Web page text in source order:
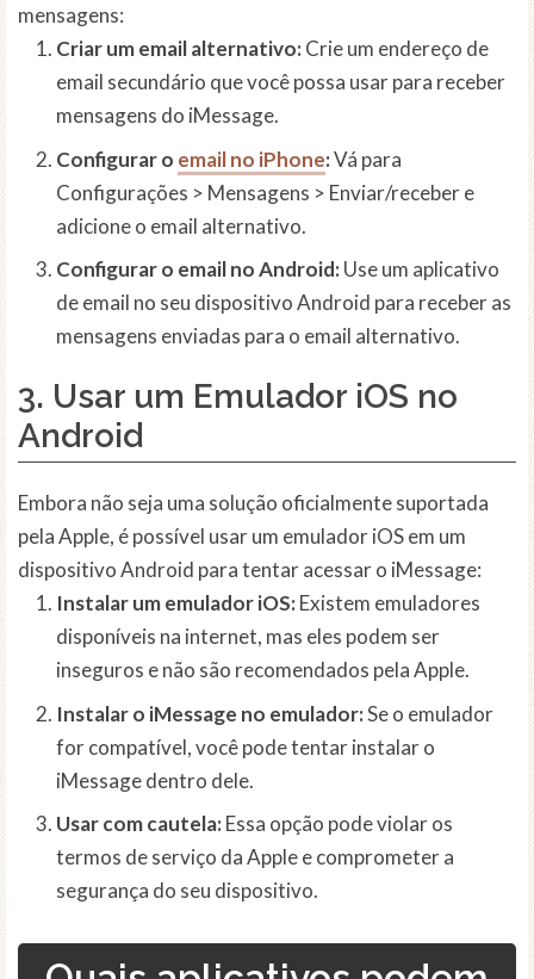
mensagens:
Criar um email alternativo:Crie um endereço de
email secundário que você possa usar para receber
mensagens do iMessage.
Configurar o email no iPhone:Vá para
Configurações > Mensagens > Enviar/receber e
adicione o email alternativo.
Configurar o email no Android:Use um aplicativo
de email no seu dispositivo Android para receber as
mensagens enviadas para o email alternativo.
3. Usar um Emulador iOS no
Android
Embora não seja uma solução oficialmente suportada
pela Apple, é possível usar um emulador iOS em um
dispositivo Android para tentar acessar o iMessage:
Instalar um emulador iOS:Existem emuladores
disponíveis na internet, mas eles podem ser
inseguros e não são recomendados pela Apple.
Instalar o iMessage no emulador:Se o emulador
for compatível, você pode tentar instalar o
iMessage dentro dele.
Usar com cautela:Essa opção pode violar os
termos de serviço da Apple e comprometer a
segurança do seu dispositivo.